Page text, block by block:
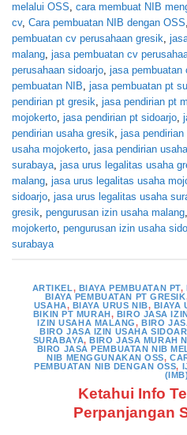
melalui OSS, cara membuat NIB
cv, Cara pembuatan NIB dengan OSS,
pembuatan cv perusahaan gresik,
malang, jasa pembuatan cv
perusahaan sidoarjo, jasa pembuatan
pembuatan NIB, jasa pembuatan pt
pendirian pt gresik, jasa pendirian pt
mojokerto, jasa pendirian pt sidoarjo,
pendirian usaha gresik, jasa
usaha mojokerto, jasa pendirian
surabaya, jasa urus legalitas usaha
malang, jasa urus legalitas usaha
sidoarjo, jasa urus legalitas usaha
gresik, pengurusan izin usaha malang,
mojokerto, pengurusan izin usaha
surabaya
ARTIKEL, BIAYA PEMBUATAN PT,
BIAYA PEMBUATAN PT GRESIK
USAHA, BIAYA URUS NIB, BIAYA
BIKIN PT MURAH, BIRO JASA
IZIN USAHA MALANG,BIRO
BIRO JASA IZIN USAHA
SURABAYA,BIRO JASA MURAH
BIRO JASA PEMBUATAN NIB
NIB MENGGUNAKAN OSS,
PEMBUATAN NIB DENGAN OSS,
(IMB)
Ketahui Info
Perpanjangan